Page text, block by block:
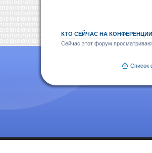
КТО СЕЙЧАС НА КОНФЕРЕНЦИИ
Сейчас этот форум
Список